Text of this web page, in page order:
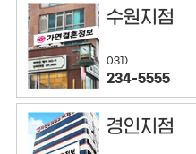
수원지점
031)
234-5555
경인지점